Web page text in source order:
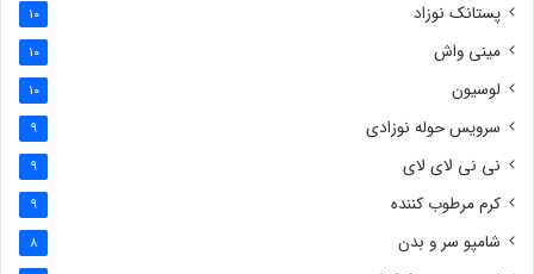
پستانک نوزاد 10
مینی واش 10
لوسیون 10
سرویس حوله نوزادی 9
نی نی لای لای 9
کرم مرطوب کننده 9
شامپو سر و بدن 8